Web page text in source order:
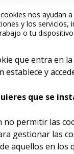
nos ayudan
y los servicios,
o tu
que entra en
establece y
que se
permitir las
gestionar las
aquellos en los